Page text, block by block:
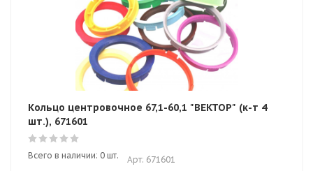
Кольцо центровочное 67,1-60,1 "ВЕКТОР" (к-т 4
шт.), 671601
Всего в наличии: 0 шт. Арт: 671601